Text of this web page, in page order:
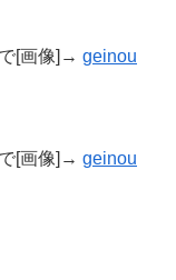
[画像]→ geinou
[画像]→ geinou